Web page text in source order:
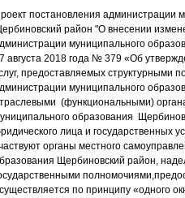
постановления администрации
район​ "О внесении
муниципального
августа 2018 года № 379 «Об
предоставляемых структурными
муниципального
(функциональными)
образования
лица и государственных
органы местного
Щербиновский район,
по принципу «одного